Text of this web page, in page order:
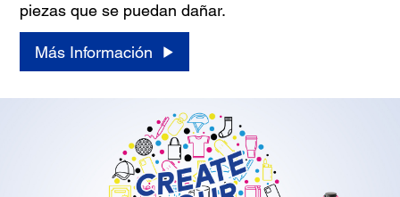
piezas que se puedan dañar.
Más Información